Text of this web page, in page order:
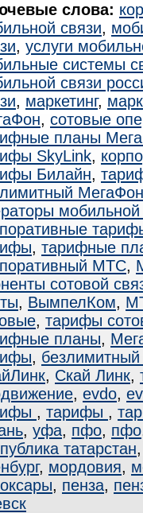
слова:
связи,
, услуги
системы
связи
, маркетинг,
, сотовые
планы
SkyLink,
Билайн,
МегаФон
мобильной
, тарифные
МТС,
сотовой
, ВымпелКом,
, тарифы
планы,
,
, Скай Линк,
, evdo,
, тарифы ,
, уфа, пфо, пфо
татарстан
, мордовия,
, пенза,